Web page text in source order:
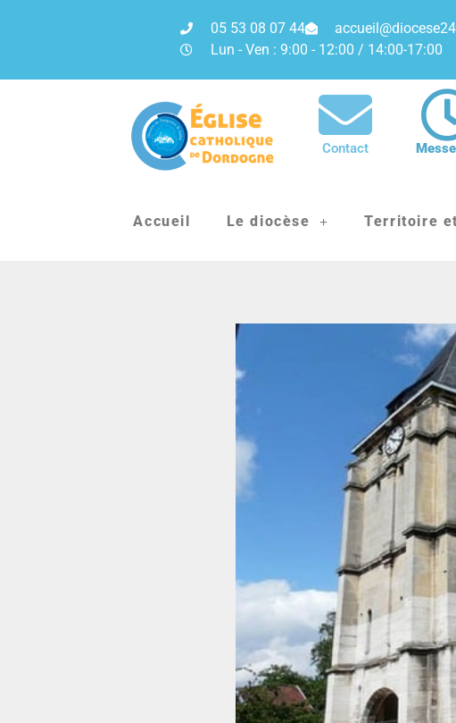
05 53 08 07 44
Lun - Ven : 9:00 - 12:00 / 14:00-17:00
Contact
Accueil Le diocèse Territoire